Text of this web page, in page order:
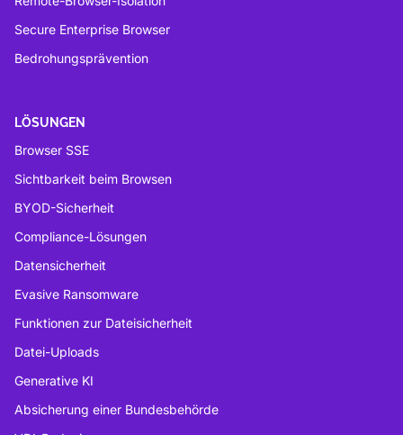
Secure Enterprise Browser
Bedrohungsprävention
LÖSUNGEN
Browser SSE
Sichtbarkeit beim Browsen
BYOD-Sicherheit
Compliance-Lösungen
Datensicherheit
Evasive Ransomware
Funktionen zur Dateisicherheit
Datei-Uploads
Generative KI
Absicherung einer Bundesbehörde